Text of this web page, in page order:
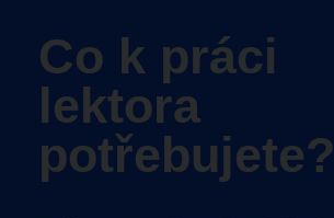
Co k práci
lektora
potřebujete?